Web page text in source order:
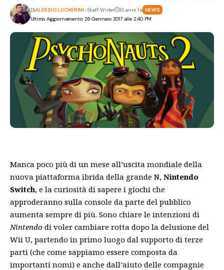
Ultimo Aggiornamento: 26 Gennaio 2017 alle 2:40 PM
DiALESSIO LUCHERINI- Staff Writer 10 anni fa NEWS
Manca poco più di un mese all’uscita mondiale della
nuova piattaforma ibrida della grande N, Nintendo
Switch, e la curiosità di sapere i giochi che
approderanno sulla console da parte del pubblico
aumenta sempre di più. Sono chiare le intenzioni di
Nintendo di voler cambiare rotta dopo la delusione del
Wii U, partendo in primo luogo dal supporto di terze
parti (che come sappiamo essere composta da
importanti nomi) e anche dall’aiuto delle compagnie